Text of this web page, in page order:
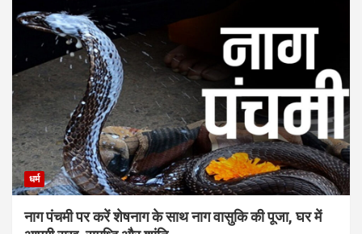
धर्म
नाग पंचमी पर करें शेषनाग के साथ नाग वासुकि की पूजा, घर में